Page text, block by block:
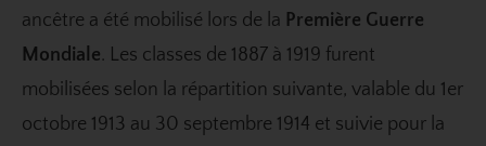
ancêtre a été mobilisé lors de la Première Guerre
Mondiale. Les classes de 1887 à 1919 furent
mobilisées selon la répartition suivante, valable du 1er
octobre 1913 au 30 septembre 1914 et suivie pour la